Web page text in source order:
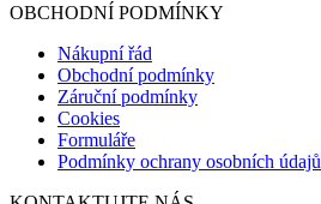
OBCHODNÍ PODMÍNKY
Nákupní řád
Obchodní podmínky
Záruční podmínky
Cookies
Formuláře
Podmínky ochrany osobních údajů